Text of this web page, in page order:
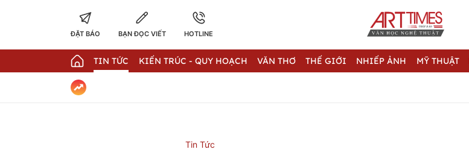
ĐẶT BÁO BẠN ĐỌC VIẾT HOTLINE
TIN TỨC KIẾN TRÚC - QUY HOẠCH VĂN THƠ THẾ GIỚI NHIẾP ẢNH MỸ THUẬT
Tin Tức